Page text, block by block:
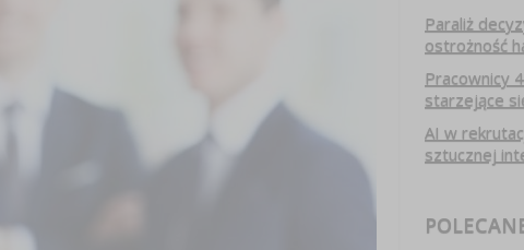
Paraliż
ostrożność
Pracownicy
starzejące
AI w
sztucznej